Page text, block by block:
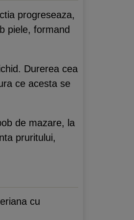
progreseaza,
piele, formand
Durerea cea
ce acesta se
de mazare, la
pruritului,
cu